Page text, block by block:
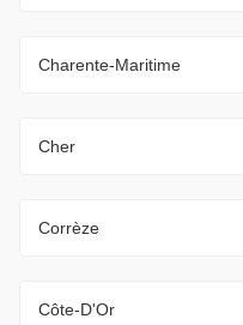
Charente-Maritime
Cher
Corrèze
Côte-D'Or